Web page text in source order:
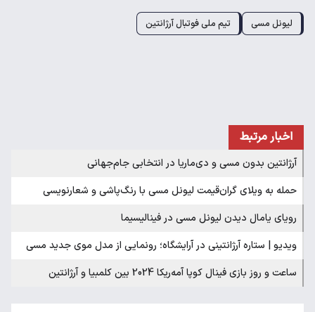
لیونل مسی تیم ملی فوتبال آرژانتین
اخبار مرتبط
آرژانتین بدون مسی و دی‌ماریا در انتخابی جام‌جهانی
حمله به ویلای گران‌قیمت لیونل مسی با رنگ‌پاشی و شعارنویسی
رویای یامال دیدن لیونل مسی در فینالیسیما
ویدیو | ستاره آرژانتینی در آرایشگاه؛ رونمایی از مدل موی جدید مسی
ساعت و روز بازی فینال کوپا آمه‌ریکا 2024 بین کلمبیا و آرژانتین